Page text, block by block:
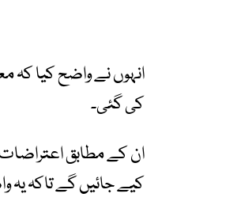
انہوں نے واضح کیا کہ
کی گئی۔
کیے جائیں گے تاکہ